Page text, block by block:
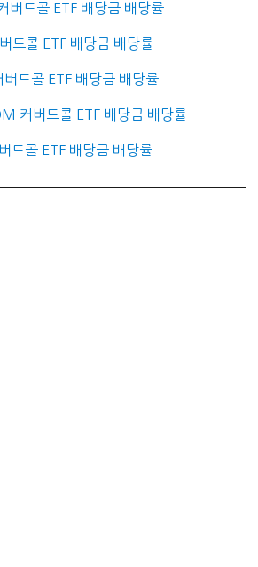
버드콜 ETF 배당금 배당률
드콜 ETF 배당금 배당률
드콜 ETF 배당금 배당률
커버드콜 ETF 배당금 배당률
드콜 ETF 배당금 배당률